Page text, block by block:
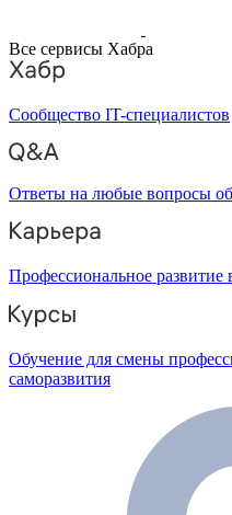
Все сервисы Хабра
Сообщество IT-специалистов
Ответы на любые вопросы
Профессиональное развитие
Обучение для смены
саморазвития